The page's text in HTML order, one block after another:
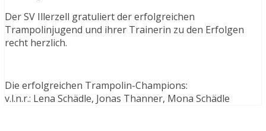
Der SV Illerzell gratuliert der erfolgreichen
Trampolinjugend und ihrer Trainerin zu den Erfolgen
recht herzlich.
Die erfolgreichen Trampolin-Champions:
v.l.n.r.: Lena Schädle, Jonas Thanner, Mona Schädle